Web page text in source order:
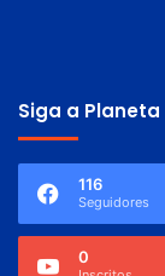
Siga a Planeta
116
Seguidores
0